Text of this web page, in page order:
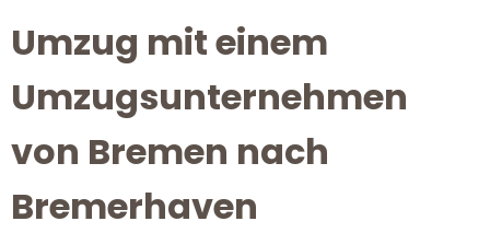
Umzug mit einem
Umzugsunternehmen
von Bremen nach
Bremerhaven